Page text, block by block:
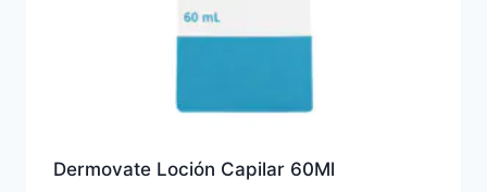
Dermovate Loción Capilar 60Ml